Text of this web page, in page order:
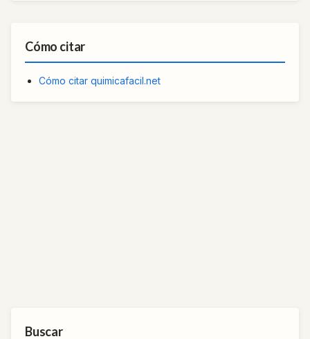
Cómo citar
Cómo citar quimicafacil.net
Buscar